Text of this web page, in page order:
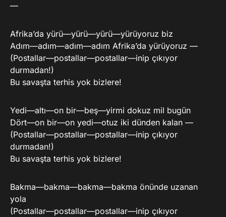
—
Afrika’da yürü—yürü—yürü—yürüyoruz biz
Adım—adım—adım—adım Afrika’da yürüyoruz —
(Postallar—postallar—postallar—inip çıkıyor
durmadan!)
Bu savaşta terhis yok bizlere!
Yedi—altı—on bir—beş—yirmi dokuz mil bugün
Dört—on bir—on yedi—otuz iki dünden kalan —
(Postallar—postallar—postallar—inip çıkıyor
durmadan!)
Bu savaşta terhis yok bizlere!
Bakma—bakma—bakma—bakma önünde uzanan
yola
(Postallar—postallar—postallar—inip çıkıyor